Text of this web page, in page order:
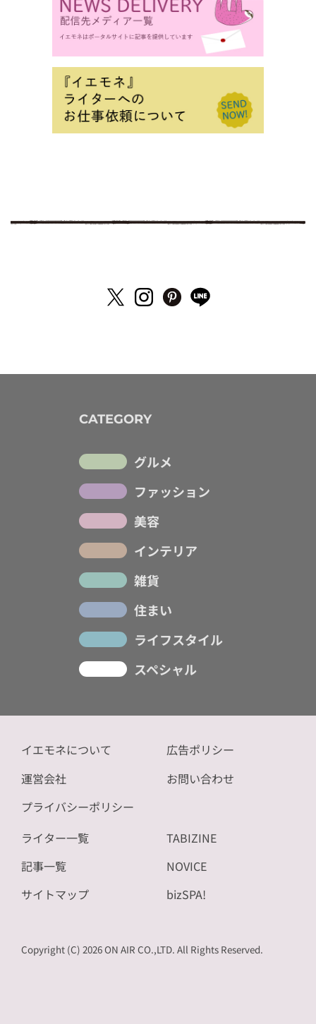
CATEGORY
グルメ
ファッション
美容
インテリア
雑貨
住まい
ライフスタイル
スペシャル
イエモネについて
運営会社
プライバシーポリシー
広告ポリシー
お問い合わせ
ライター一覧
記事一覧
サイトマップ
TABIZINE
NOVICE
bizSPA!
Copyright (C) 2026 ON AIR CO.,LTD. All Rights Reserved.